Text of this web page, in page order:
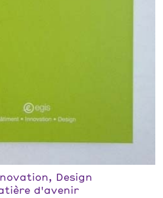
Design
d'avenir